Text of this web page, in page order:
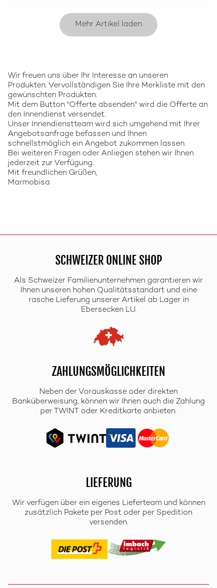
Mehr Artikel laden
Wir freuen uns über Ihr Interesse an unseren
Produkten. Vervollständigen Sie Ihre Merkliste mit den
gewünschten Produkten.
Mit dem Button "Offerte absenden" wird die Offerte an
den Innendienst versendet.
Unser Innendienstteam wird sich umgehend mit Ihrer
Angebotsanfrage befassen und Ihnen
schnellstmöglich ein Angebot zukommen lassen.
Bei weiteren Fragen oder Anliegen stehen wir Ihnen
jederzeit zur Verfügung.
Mit freundlichen Grüßen,
Marmobisa
SCHWEIZER ONLINE SHOP
Als Schweizer Familienunternehmen garantieren wir
Ihnen unseren hohen Qualitätsstandart und eine
rasche Lieferung unserer Artikel ab Lager in
Ebersecken LU.
ZAHLUNGSMÖGLICHKEITEN
Neben der Vorauskasse oder direkten
Banküberweisung, können wir Ihnen auch die Zahlung
per TWINT oder Kreditkarte anbieten.
LIEFERUNG
Wir verfügen über ein eigenes Lieferteam und können
zusätzlich Pakete per Post oder per Spedition
versenden.